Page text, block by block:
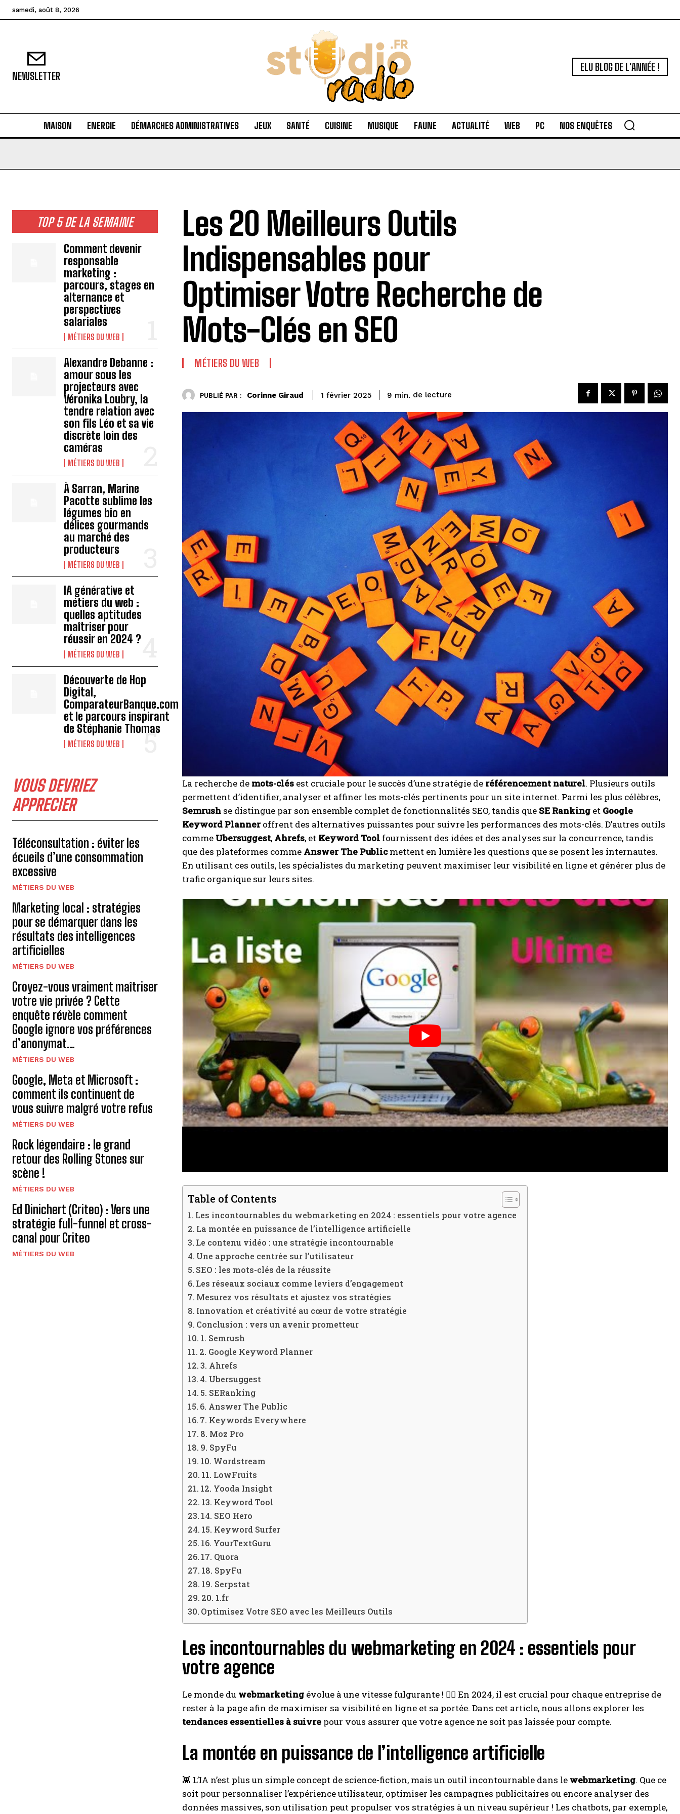
I WANT IN
I've read and accept the Privacy Policy.
A LIRE : Google affirme qu’Android surpasse l’iPhone en
vitesse de navigation
samedi, août 8, 2026
NEWSLETTER
ELU BLOG DE L'ANNÉE !
MAISON ENERGIE DÉMARCHES ADMINISTRATIVES JEUX SANTÉ CUISINE MUSIQUE FAUNE ACTUALITÉ WEB PC NOS ENQUÊTES
TOP 5 DE LA SEMAINE
Comment devenir
responsable
marketing :
parcours, stages en
alternance et
perspectives
salariales
MÉTIERS DU WEB
Alexandre Debanne :
amour sous les
projecteurs avec
Véronika Loubry, la
tendre relation avec
son fils Léo et sa vie
discrète loin des
caméras
MÉTIERS DU WEB
À Sarran, Marine
Pacotte sublime les
légumes bio en
délices gourmands
au marché des
producteurs
MÉTIERS DU WEB
IA générative et
métiers du web :
quelles aptitudes
maîtriser pour
réussir en 2024 ?
MÉTIERS DU WEB
Découverte de Hop
Digital,
ComparateurBanque.com
et le parcours inspirant
de Stéphanie Thomas
MÉTIERS DU WEB
VOUS DEVRIEZ
APPRECIER
Téléconsultation : éviter les
écueils d’une consommation
excessive
MÉTIERS DU WEB
Marketing local : stratégies
pour se démarquer dans les
résultats des intelligences
artificielles
MÉTIERS DU WEB
Croyez-vous vraiment maîtriser
votre vie privée ? Cette
enquête révèle comment
Google ignore vos préférences
d’anonymat…
MÉTIERS DU WEB
Google, Meta et Microsoft :
comment ils continuent de
vous suivre malgré votre refus
MÉTIERS DU WEB
Rock légendaire : le grand
retour des Rolling Stones sur
scène !
MÉTIERS DU WEB
Ed Dinichert (Criteo) : Vers une
stratégie full-funnel et cross-
canal pour Criteo
MÉTIERS DU WEB
Les 20 Meilleurs Outils
Indispensables pour
Optimiser Votre Recherche de
Mots-Clés en SEO
MÉTIERS DU WEB
PUBLIÉ PAR : Corinne Giraud 1 février 2025 9 min. de lecture
La recherche de mots-clés est cruciale pour le succès d’une stratégie de référencement naturel. Plusieurs outils
permettent d’identifier, analyser et affiner les mots-clés pertinents pour un site internet. Parmi les plus célèbres,
Semrush se distingue par son ensemble complet de fonctionnalités SEO, tandis que SE Ranking et Google
Keyword Planneroffrent des alternatives puissantes pour suivre les performances des mots-clés. D’autres outils
comme Ubersuggest, Ahrefs, et Keyword Tool fournissent des idées et des analyses sur la concurrence, tandis
que des plateformes comme Answer The Publicmettent en lumière les questions que se posent les internautes.
En utilisant ces outils, les spécialistes du marketing peuvent maximiser leur visibilité en ligne et générer plus de
trafic organique sur leurs sites.
Table of Contents
Les incontournables du webmarketing en 2024 : essentiels pour votre agence
La montée en puissance de l’intelligence artificielle
Le contenu vidéo : une stratégie incontournable
Une approche centrée sur l’utilisateur
SEO : les mots-clés de la réussite
Les réseaux sociaux comme leviers d’engagement
Mesurez vos résultats et ajustez vos stratégies
Innovation et créativité au cœur de votre stratégie
Conclusion : vers un avenir prometteur
1. Semrush
2. Google Keyword Planner
3. Ahrefs
4. Ubersuggest
5. SERanking
6. Answer The Public
7. Keywords Everywhere
8. Moz Pro
9. SpyFu
10. Wordstream
11. LowFruits
12. Yooda Insight
13. Keyword Tool
14. SEO Hero
15. Keyword Surfer
16. YourTextGuru
17. Quora
18. SpyFu
19. Serpstat
20. 1.fr
Optimisez Votre SEO avec les Meilleurs Outils
Les incontournables du webmarketing en 2024 : essentiels pour
votre agence
Le monde du webmarketing évolue à une vitesse fulgurante ! 🏃‍♂️ En 2024, il est crucial pour chaque entreprise de
rester à la page afin de maximiser sa visibilité en ligne et sa portée. Dans cet article, nous allons explorer les
tendances essentielles à suivre pour vous assurer que votre agence ne soit pas laissée pour compte.
La montée en puissance de l’intelligence artificielle
👾 L’IA n’est plus un simple concept de science-fiction, mais un outil incontournable dans le webmarketing. Que ce
soit pour personnaliser l’expérience utilisateur, optimiser les campagnes publicitaires ou encore analyser des
données massives, son utilisation peut propulser vos stratégies à un niveau supérieur ! Les chatbots, par exemple,